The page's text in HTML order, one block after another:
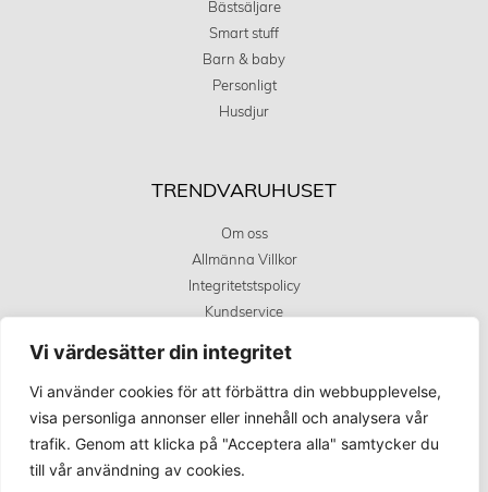
Vi värdesätter din integritet
Vi använder cookies för att förbättra din webbupplevelse,
visa personliga annonser eller innehåll och analysera vår
trafik. Genom att klicka på "Acceptera alla" samtycker du
till vår användning av cookies.
Bästsäljare
Smart stuff
Barn & baby
Personligt
Husdjur
TRENDVARUHUSET
Om oss
Allmänna Villkor
Integritetstspolicy
Kundservice
KÖPINFORMATION
Betalningsalternativ